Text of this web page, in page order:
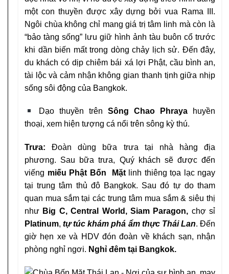
một con thuyền được xây dựng bởi vua Rama III.
Ngôi chùa không chỉ mang giá trị tâm linh mà còn là
“bảo tàng sống” lưu giữ hình ảnh tàu buôn cổ trước
khi dần biến mất trong dòng chảy lịch sử. Đến đây,
du khách có dịp chiêm bái xá lợi Phật, cầu bình an,
tài lộc và cảm nhận không gian thanh tịnh giữa nhịp
sống sôi động của Bangkok.
Dạo thuyền trênSông Chao Phraya
huyền
thoại, xem hiện tượng cá nổi trên sông kỳ thú.
Trưa:Đoàn dùng bữa trưa tại nhà hàng địa
phương. Sau bữa trưa, Quý khách sẽ được đến
viếng miếu Phật Bốn Mặt linh thiêng tọa lạc ngay
tại trung tâm thủ đô Bangkok. Sau đó tự do tham
quan mua sắm tại cáctrung tâm mua sắm & siêu thị
như Big C, Central World, Siam Paragon, chợ sỉ
Platinum,tự túckhám phá ẩm thực Thái Lan. Đến
giờ hẹn xe và HDV đón đoàn về khách sạn, nhận
phòng nghỉ ngơi. Nghỉ đêm tại Bangkok.